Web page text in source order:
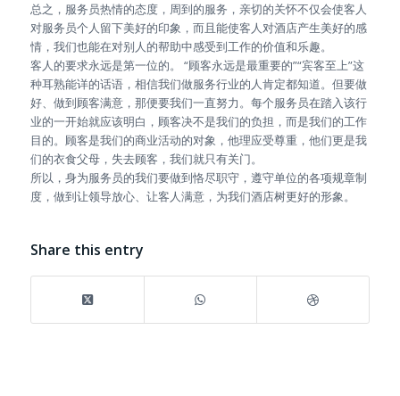
总之，服务员热情的态度，周到的服务，亲切的关怀不仅会使客人
对服务员个人留下美好的印象，而且能使客人对酒店产生美好的感
情，我们也能在对别人的帮助中感受到工作的价值和乐趣。
客人的要求永远是第一位的。 “顾客永远是最重要的”“宾客至上”这
种耳熟能详的话语，相信我们做服务行业的人肯定都知道。但要做
好、做到顾客满意，那便要我们一直努力。每个服务员在踏入该行
业的一开始就应该明白，顾客决不是我们的负担，而是我们的工作
目的。顾客是我们的商业活动的对象，他理应受尊重，他们更是我
们的衣食父母，失去顾客，我们就只有关门。
所以，身为服务员的我们要做到恪尽职守，遵守单位的各项规章制
度，做到让领导放心、让客人满意，为我们酒店树更好的形象。
Share this entry